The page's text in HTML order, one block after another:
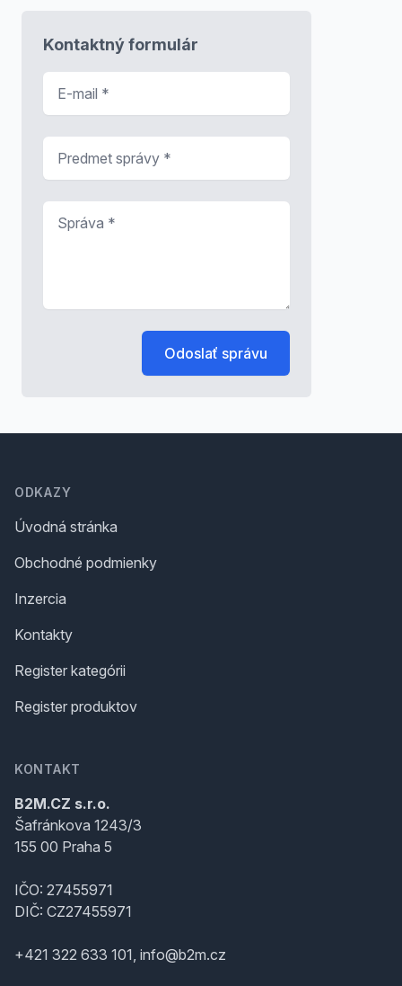
Kontaktný formulár
Odoslať správu
ODKAZY
Úvodná stránka
Obchodné podmienky
Inzercia
Kontakty
Register kategórii
Register produktov
KONTAKT
B2M.CZ s.r.o.
Šafránkova 1243/3
155 00 Praha 5
IČO: 27455971
DIČ: CZ27455971
+421 322 633 101, info@b2m.cz